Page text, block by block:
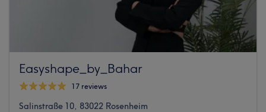
Easyshape_by_Bahar
17 reviews
Salinstraße 10, 83022 Rosenheim